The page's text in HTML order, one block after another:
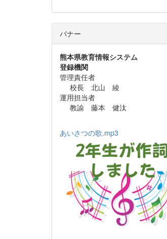
バナー
熊本県教育情報システム
登録機関
管理責任者
校長 北山 綾
運用担当者
教諭 藤本 健汰
あいさつの歌.mp3